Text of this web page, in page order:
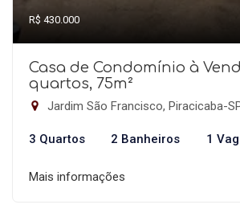
R$ 430.000
Casa de Condomínio à
quartos, 75m²
Jardim São Francisco, Piracicaba-
3 Quartos 2 Banheiros 1
Mais informações